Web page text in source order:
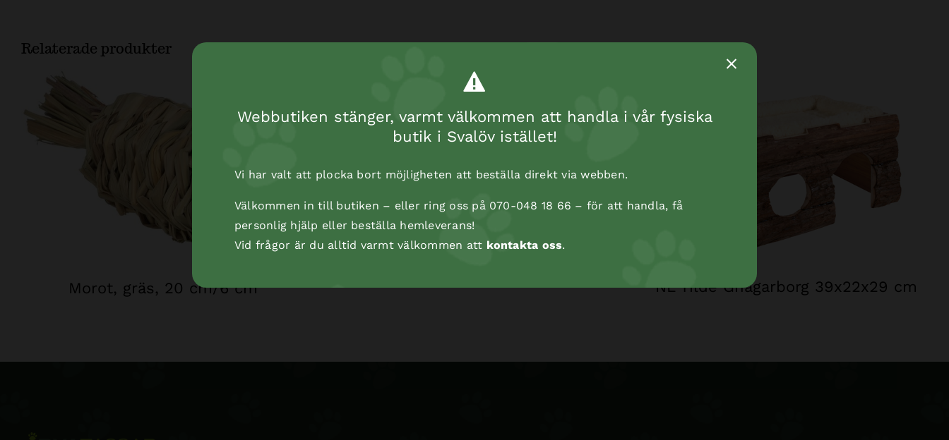
Relaterade produkter
Morot, gräs, 20 cm/6 cm
NL Tilde Gnagarborg 39x22x29 cm
Webbutiken stänger, varmt välkommen att handla i vår fysiska
butik i Svalöv istället!
Vi har valt att plocka bort möjligheten att beställa direkt via webben.
Välkommen in till butiken – eller ring oss på 070-048 18 66 – för att handla, få
personlig hjälp eller beställa hemleverans!
Vid frågor är du alltid varmt välkommen att kontakta oss.